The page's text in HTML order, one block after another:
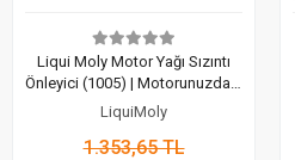
Liqui Moly Motor Yağı Sızıntı
Önleyici (1005) | Motorunuzdaki
Kaçaklara Profesyonel Çözüm
300 ml
LiquiMoly
1.353,65 TL